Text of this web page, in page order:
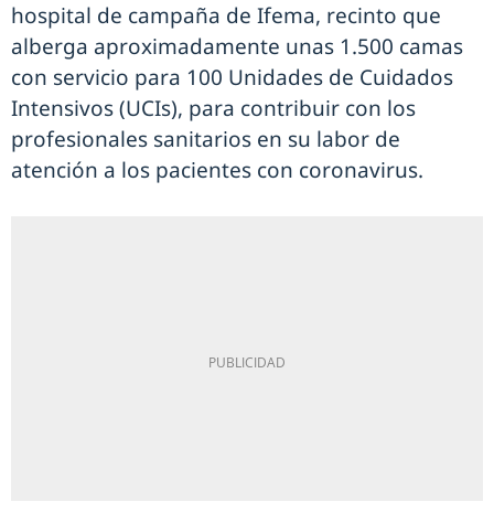
hospital de campaña de Ifema, recinto que
alberga aproximadamente unas 1.500 camas
con servicio para 100 Unidades de Cuidados
Intensivos (UCIs), para contribuir con los
profesionales sanitarios en su labor de
atención a los pacientes con coronavirus.